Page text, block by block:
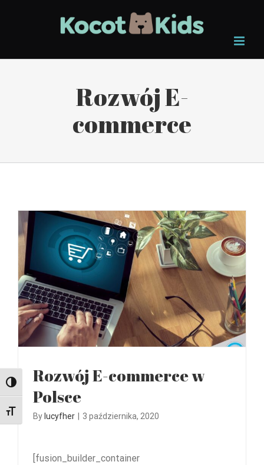
Przełącz wysoki kontrast
Zmień rozmiar czcionek
Rozwój E-
commerce
Rozwój E-commerce w
Polsce
By lucyfher 3 października, 2020
[fusion_builder_container